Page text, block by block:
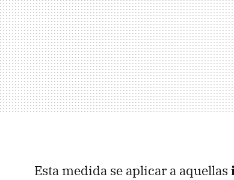
Esta medida se aplicar a aquellas